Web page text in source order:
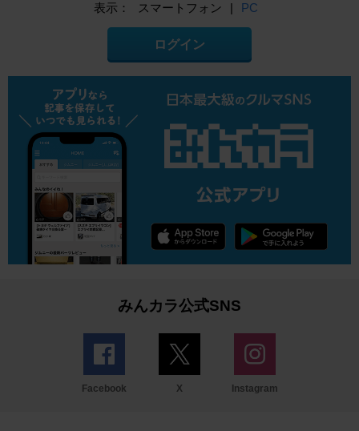
表示： スマートフォン | PC
ログイン
みんカラ公式SNS
Facebook X Instagram